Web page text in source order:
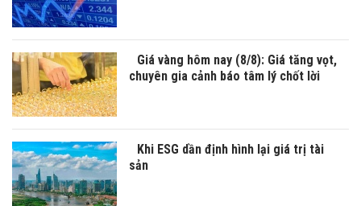
Giá vàng hôm nay (8/8): Giá tăng vọt,
chuyên gia cảnh báo tâm lý chốt lời
Khi ESG dần định hình lại giá trị tài
sản